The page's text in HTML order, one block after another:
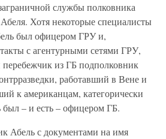
службы полковника
Хотя некоторые специалисты
был офицером ГРУ и,
с агентурными сетями ГРУ,
из ГБ подполковник
работавший в Вене и
к американцам, категорически
был – и есть – офицером ГБ.
Абель с документами на имя